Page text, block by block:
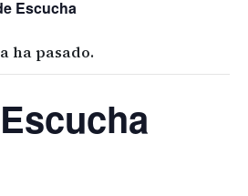
Escucha
ha pasado.